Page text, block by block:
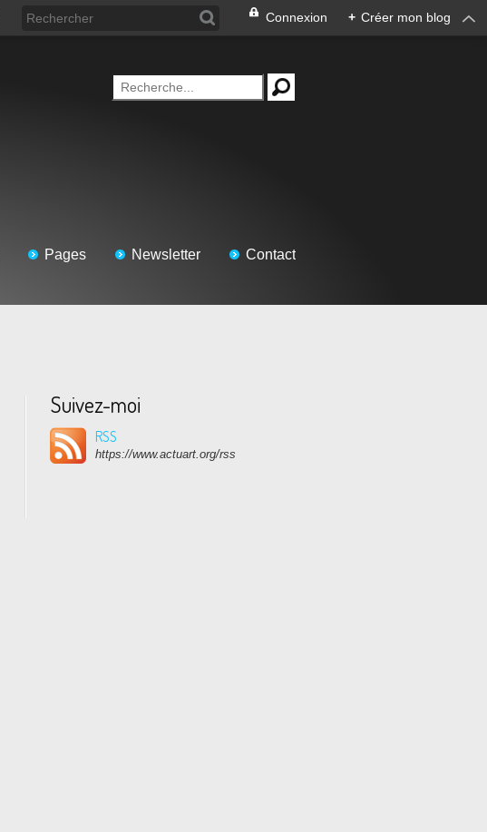
Connexion + Créer mon blog
Pages Newsletter Contact
Suivez-moi
RSS
https://www.actuart.org/rss